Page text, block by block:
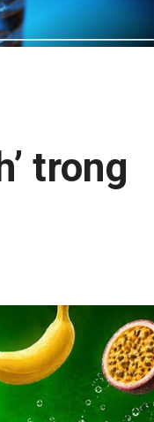
trong